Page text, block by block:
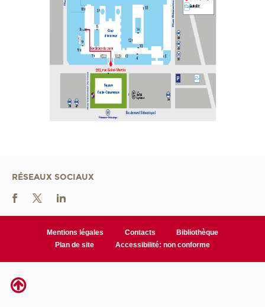
RÉSEAUX SOCIAUX
Mentions légales Contacts
Bibliothèque
Plan de site
Accessibilité: non conforme